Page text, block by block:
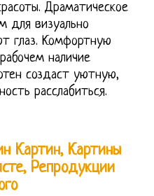
Драматическое
для визуально
глаз. Комфортную
наличие
создаст уютную,
расслабиться.
Картин, Картины
Репродукции